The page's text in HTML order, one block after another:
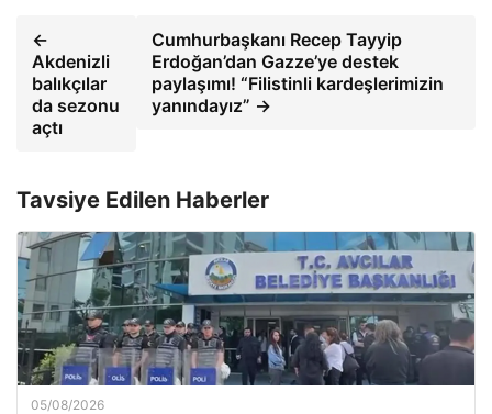
←
Akdenizli
balıkçılar
da sezonu
açtı
Cumhurbaşkanı Recep Tayyip
Erdoğan’dan Gazze’ye destek
paylaşımı! “Filistinli kardeşlerimizin
yanındayız” →
Tavsiye Edilen Haberler
05/08/2026